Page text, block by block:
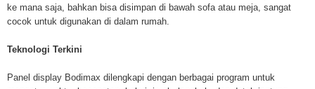
ke mana saja, bahkan bisa disimpan di bawah sofa atau meja, sangat
cocok untuk digunakan di dalam rumah.
Teknologi Terkini
Panel display Bodimax dilengkapi dengan berbagai program untuk